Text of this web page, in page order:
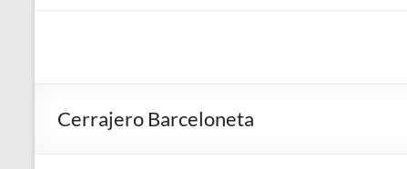
Cerrajero Barceloneta